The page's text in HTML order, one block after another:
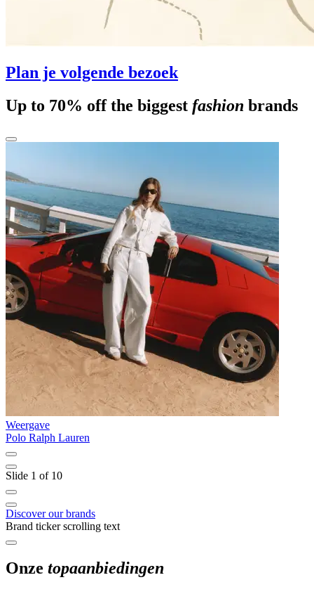
Plan je volgende bezoek
Up to 70% off the biggest fashion brands
Weergave
Polo Ralph Lauren
Slide 1 of 10
Discover our brands
Brand ticker scrolling text
Onze topaanbiedingen